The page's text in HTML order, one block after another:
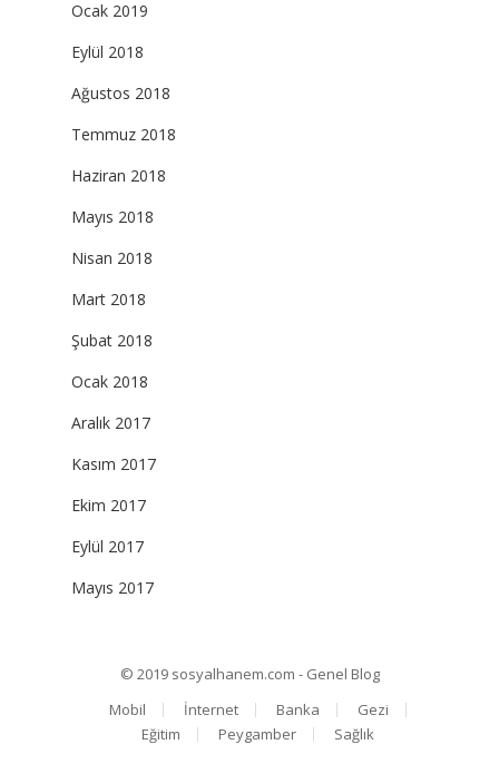
Ocak 2019
Eylül 2018
Ağustos 2018
Temmuz 2018
Haziran 2018
Mayıs 2018
Nisan 2018
Mart 2018
Şubat 2018
Ocak 2018
Aralık 2017
Kasım 2017
Ekim 2017
Eylül 2017
Mayıs 2017
© 2019 sosyalhanem.com - Genel Blog
Mobil
İnternet Banka
Gezi
Eğitim
Peygamber Sağlık